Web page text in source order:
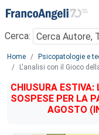
Menu
Cerca:
Main content
Home
Psicopatologie e
L'analisi con il Gioco
CHIUSURA ESTIVA:
SOSPESE PER LA
AGOSTO